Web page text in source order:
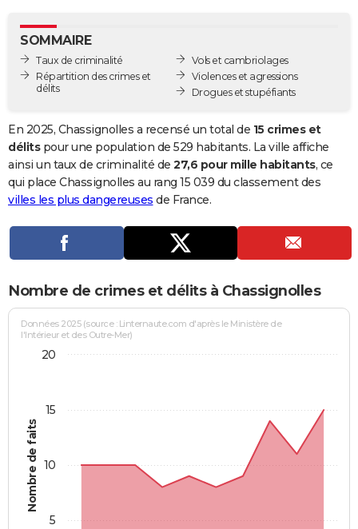
GUIDES D'ACHAT
BONS PLANS
Carte de Noël
Carte Bonne année
Carte Saint-Valentin
Carte Pâques
Carte d'anniversaire
DICTIONNAIRE
Dictionnaire
Biographies
Citations
Expressions
Proverbes
PROGRAMME TV
Se connecter
Entreprises
Service militaire
Avis de recherche
AVIS DE DÉCÈS
Bricolage
Lifestyle
Culture
Sport
Auto
Television
Voyage
Cinema
SOMMAIRE
Taux de criminalité
Répartition des crimes et
délits
Vols et cambriolages
Violences et agressions
Drogues et stupéfiants
En 2025, Chassignolles a recensé un total de 15 crimes et
délitspour une population de 529 habitants. La ville affiche
ainsi un taux de criminalité de 27,6 pour mille habitants, ce
qui place Chassignolles au rang 15 039 du classement des
villes les plus dangereuses de France.
Nombre de crimes et délits à Chassignolles
Nombre de faits
Données 2025 (source : Linternaute.com d'après le Ministère de
l'Intérieur et des Outre-Mer)
5
10
15
20